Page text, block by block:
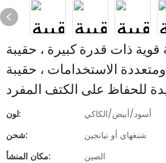
ذات قدرة كبيرة ، حقيبة
الاستخدامات ، حقيبة
للحفاظ على الكتف المفرد
لون:
أسود/أبيض/الكاكي
شحن:
شنغهاي أو تيانجين
مكان المنشأ:
الصين